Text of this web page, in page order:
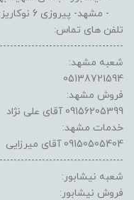
- مشهد- پیروزی 6 نوکاریزی 6 کوچه اول سمت چپ
تلفن های تماس:
شعبه مشهد:
05138721594
فروش مشهد:
09156205399 آقای علی نژاد
خدمات مشهد:
09150505404 آقای میرزایی
شعبه نیشابور:
فروش نیشابور: